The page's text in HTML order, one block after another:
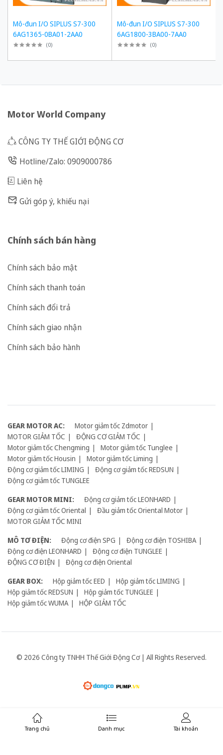
Mô-đun I/O SIPLUS S7-300
6AG1365-0BA01-2AA0
(0)
Mô-đun I/O SIPLUS S7-300
6AG1800-3BA00-7AA0
(0)
Motor World Company
CÔNG TY THẾ GIỚI ĐỘNG CƠ
Hotline/Zalo: 0909000786
Liên hệ
Gửi góp ý, khiếu nại
Chính sách bán hàng
Chính sách bảo mật
Chính sách thanh toán
Chính sách đổi trả
Chính sách giao nhận
Chính sách bảo hành
GEAR MOTOR AC:
Motor giảm tốc Zdmotor
MOTOR GIẢM TỐC
ĐỘNG CƠ GIẢM TỐC
Motor giảm tốc Chengming
Motor giảm tốc Tunglee
Motor giảm tốc Housin
Motor giảm tốc Liming
Động cơ giảm tốc LIMING
Động cơ giảm tốc REDSUN
Động cơ giảm tốc TUNGLEE
GEAR MOTOR MINI:
Động cơ giảm tốc LEONHARD
Động cơ giảm tốc Oriental
Đầu giảm tốc Oriental Motor
MOTOR GIẢM TỐC MINI
MÔ TƠ ĐIỆN:
Động cơ điện SPG
Động cơ điện TOSHIBA
Động cơ điện LEONHARD
Động cơ điện TUNGLEE
ĐỘNG CƠ ĐIỆN
Động cơ điện Oriental
GEAR BOX:
Hộp giảm tốc EED
Hộp giảm tốc LIMING
Hộp giảm tốc REDSUN
Hộp giảm tốc TUNGLEE
Hộp giảm tốc WUMA
HỘP GIẢM TỐC
© 2026 Công ty TNHH Thế Giới Động Cơ | All Rights Reserved.
Giữ liên lạc:
Trang chủ Danh mục Tài khoản